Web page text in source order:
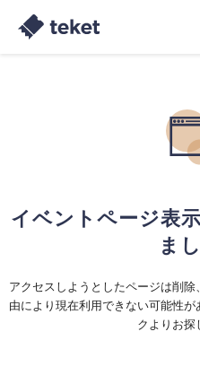
イベントページ表
ま
アクセスしようとしたページは削
由により現在利用できない可能性
クよりお探